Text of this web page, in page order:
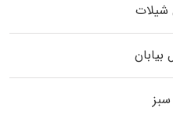
شیلات